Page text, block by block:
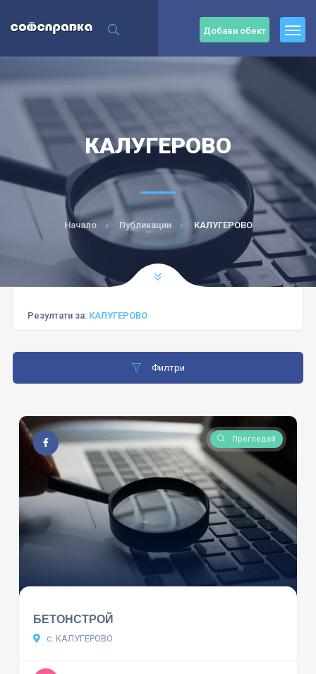
Добави обект
КАЛУГЕРОВО
Начало Публикации КАЛУГЕРОВО
Резултати за: КАЛУГЕРОВО
Филтри
Прегледай
БЕТОНСТРОЙ
с. КАЛУГЕРОВО